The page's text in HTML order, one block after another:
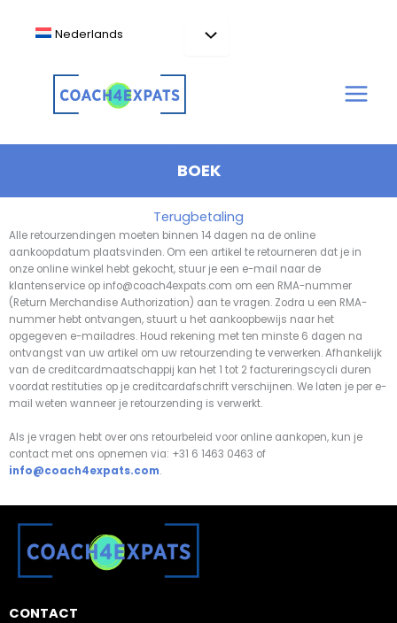
Nederlands
BOEK
Terugbetaling
Alle retourzendingen moeten binnen 14 dagen na de online
aankoopdatum plaatsvinden. Om een artikel te retourneren dat je in
onze online winkel hebt gekocht, stuur je een e-mail naar de
klantenservice op info@coach4expats.com om een RMA-nummer
(Return Merchandise Authorization) aan te vragen. Zodra u een RMA-
nummer hebt ontvangen, stuurt u het aankoopbewijs naar het
opgegeven e-mailadres. Houd rekening met ten minste 6 dagen na
ontvangst van uw artikel om uw retourzending te verwerken. Afhankelijk
van de creditcardmaatschappij kan het 1 tot 2 factureringscycli duren
voordat restituties op je creditcardafschrift verschijnen. We laten je per e-
mail weten wanneer je retourzending is verwerkt.
Als je vragen hebt over ons retourbeleid voor online aankopen, kun je
contact met ons opnemen via: +31 6 1463 0463 of
info@coach4expats.com.
CONTACT